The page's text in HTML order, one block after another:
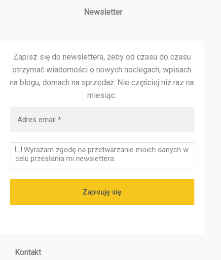
Newsletter
Zapisz się do newslettera, żeby od czasu do czasu
otrzymać wiadomości o nowych noclegach, wpisach
na blogu, domach na sprzedaż. Nie częściej niż raz na
miesiąc.
Wyrażam zgodę na przetwarzanie moich danych w
celu przesłania mi newslettera.
Kontakt